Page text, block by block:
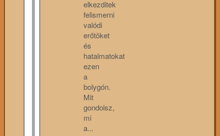
elkezditek
felismerni
valódi
erőtöket
és
hatalmatokat
ezen
a
bolygón.
Mit
gondolsz,
mi
a...